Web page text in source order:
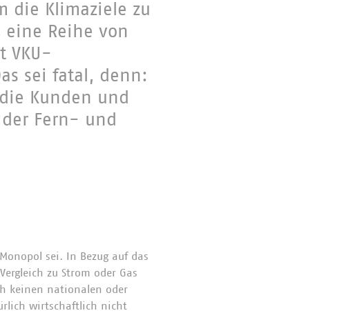
die Klimaziele zu
eine Reihe von
VKU-
sei fatal, denn:
Kunden und
Fern- und
sei. In Bezug auf das
zu Strom oder Gas
keinen nationalen oder
wirtschaftlich nicht